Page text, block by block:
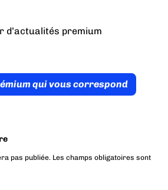
d’actualités premium
qui vous correspond
pas publiée. Les champs obligatoires sont